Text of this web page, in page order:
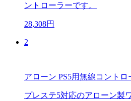
ントローラーです。
28,308円
2
アローン PS5用無線コントロ
プレステ5対応のアローン製